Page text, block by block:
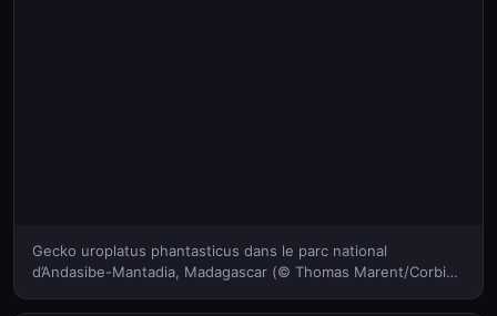
Gecko uroplatus phantasticus dans le parc national
d’Andasibe-Mantadia, Madagascar (© Thomas Marent/Corbis)